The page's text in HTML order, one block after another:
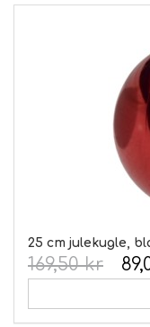
25 cm julekugle,
169,50 kr